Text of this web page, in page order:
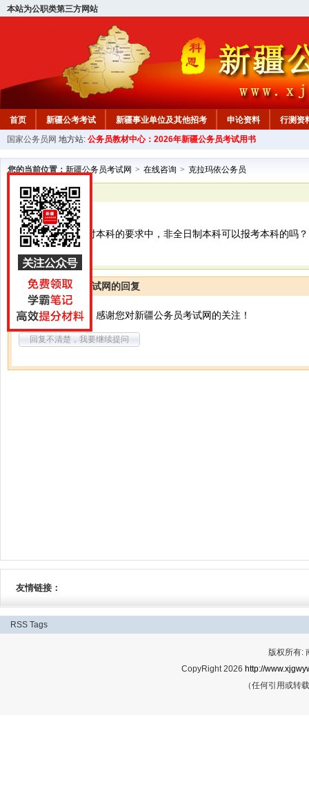
本站为公职类第三方网站
首页 新疆公考考试 新疆事业单位及其他招考 申论资料 行测资
新疆公务员行测试题 在线咨询 教材中心
国家公务员网 地方站: 公务员教材中心：2026年新疆公务员考试用书
您的当前位置： 新疆公务员考试网 > 在线咨询 > 克拉玛依公务员
已解决
克拉玛依公务员
请问国家公务员对本科的要求中，非全日制本科可以报考本科的吗？
新疆公务员考试网的回复
您好，可以报考。感谢您对新疆公务员考试网的关注！
回复不清楚，我要继续提问
友情链接：
RSS Tags
版权所有:
CopyRight 2026 http://
（任何引用或转